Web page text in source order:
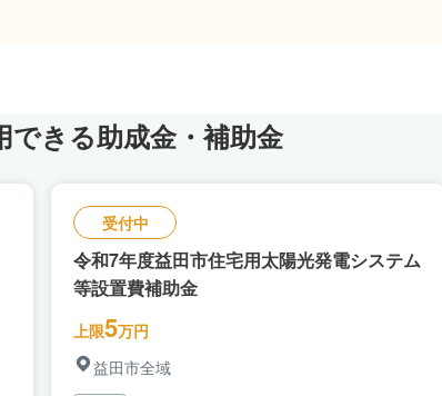
できる助成金・補助金
受付中
令和7年度益田市住宅用太陽光発電システム
等設置費補助金
上限5万円
益田市全域